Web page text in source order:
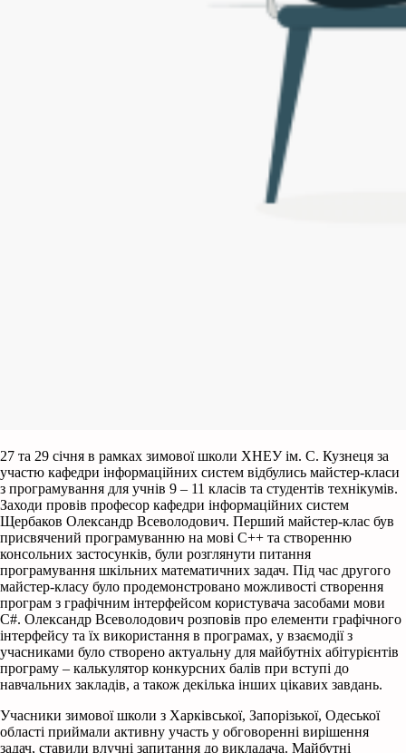
27 та 29 січня в рамках зимової школи ХНЕУ ім. С. Кузнеця за
участю кафедри інформаційних систем відбулись майстер-класи
з програмування для учнів 9 – 11 класів та студентів технікумів.
Заходи провів професор кафедри інформаційних систем
Щербаков Олександр Всеволодович. Перший майстер-клас був
присвячений програмуванню на мові C++ та створенню
консольних застосунків, були розглянути питання
програмування шкільних математичних задач. Під час другого
майстер-класу було продемонстровано можливості створення
програм з графічним інтерфейсом користувача засобами мови
С#. Олександр Всеволодович розповів про елементи графічного
інтерфейсу та їх використання в програмах, у взаємодії з
учасниками було створено актуальну для майбутніх абітурієнтів
програму – калькулятор конкурсних балів при вступі до
навчальних закладів, а також декілька інших цікавих завдань.
Учасники зимової школи з Харківської, Запорізької, Одеської
області приймали активну участь у обговоренні вирішення
задач, ставили влучні запитання до викладача. Майбутні